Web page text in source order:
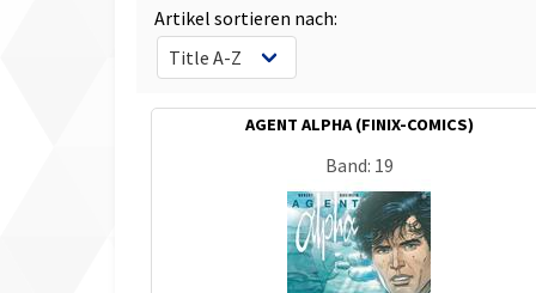
Artikel sortieren nach:
AGENT ALPHA (FINIX-COMICS)
Band: 19